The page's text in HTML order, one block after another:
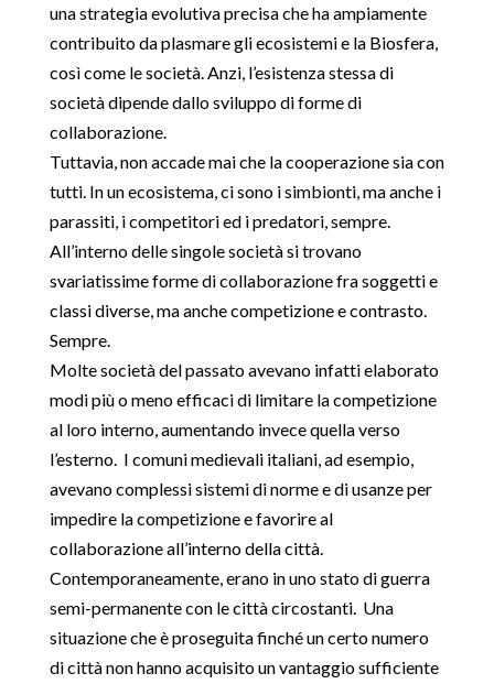
una strategia evolutiva precisa che ha ampiamente
contribuito da plasmare gli ecosistemi e la Biosfera,
così come le società. Anzi, l’esistenza stessa di
società dipende dallo sviluppo di forme di
collaborazione.
Tuttavia, non accade mai che la cooperazione sia con
tutti. In un ecosistema, ci sono i simbionti, ma anche i
parassiti, i competitori ed i predatori, sempre.
All’interno delle singole società si trovano
svariatissime forme di collaborazione fra soggetti e
classi diverse, ma anche competizione e contrasto.
Sempre.
Molte società del passato avevano infatti elaborato
modi più o meno efficaci di limitare la competizione
al loro interno, aumentando invece quella verso
l’esterno. I comuni medievali italiani, ad esempio,
avevano complessi sistemi di norme e di usanze per
impedire la competizione e favorire al
collaborazione all’interno della città.
Contemporaneamente, erano in uno stato di guerra
semi-permanente con le città circostanti. Una
situazione che è proseguita finché un certo numero
di città non hanno acquisito un vantaggio sufficiente